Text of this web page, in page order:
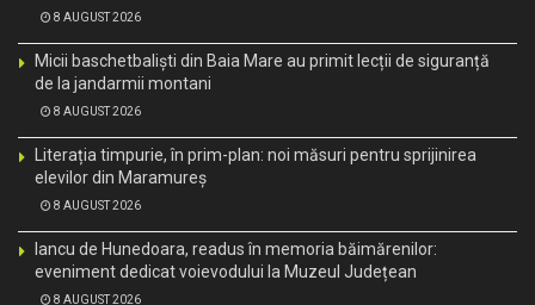
8 AUGUST 2026
Micii baschetbaliști din Baia Mare au primit lecții de siguranță
de la jandarmii montani
8 AUGUST 2026
Literația timpurie, în prim-plan: noi măsuri pentru sprijinirea
elevilor din Maramureș
8 AUGUST 2026
Iancu de Hunedoara, readus în memoria băimărenilor:
eveniment dedicat voievodului la Muzeul Județean
8 AUGUST 2026